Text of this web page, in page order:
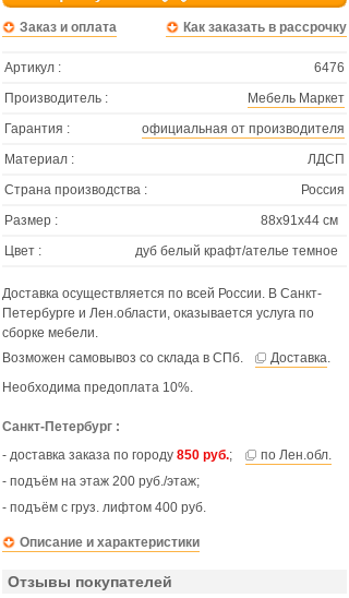
Заказ и оплата Как заказать в рассрочку
Артикул :
6476
Производитель :
Мебель Маркет
Гарантия :
официальная от производителя
Материал :
ЛДСП
Страна производства :
Россия
Размер :
88х91х44 см
Цвет :
дуб белый крафт/ателье темное
Доставка осуществляется по всей России. В Санкт-
Петербурге и Лен.области, оказывается услуга по
сборке мебели.
Возможен самовывоз со склада в СПб.
Доставка.
Необходима предоплата 10%.
Санкт-Петербург :
- доставка заказа по городу 850 руб.;
по Лен.обл.
- подъём на этаж 200 руб./этаж;
- подъём с груз. лифтом 400 руб.
Описание и характеристики
Отзывы покупателей